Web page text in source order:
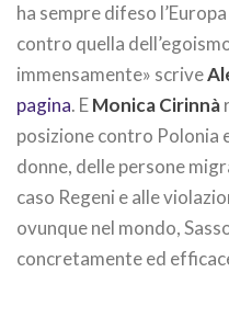
ha sempre difeso
contro quella
immensamente» scrive
pagina. EMonica Cirinnà
posizione contro Polonia
donne, delle persone
caso Regeni e alle
ovunque nel mondo,
concretamente ed